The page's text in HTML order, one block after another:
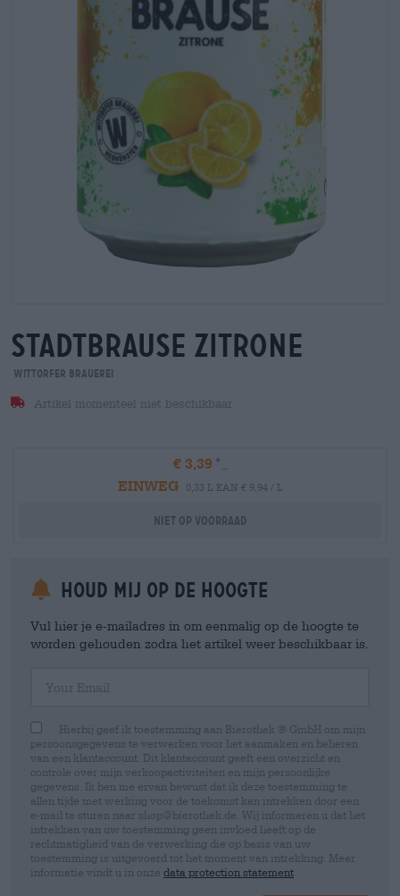
stadtbrause zitrone
Wittorfer Brauerei
Artikel momenteel niet beschikbaar
€ 3,39
EINWEG
0,33 L KAN € 9,94 / L
Niet op voorraad
Houd mij op de hoogte
Vul hier je e-mailadres in om eenmalig op de hoogte te
worden gehouden zodra het artikel weer beschikbaar is.
Hierbij geef ik toestemming aan Bierothek ® GmbH om mijn
persoonsgegevens te verwerken voor het aanmaken en beheren
van een klantaccount. Dit klantaccount geeft een overzicht en
controle over mijn verkoopactiviteiten en mijn persoonlijke
gegevens. Ik ben me ervan bewust dat ik deze toestemming te
allen tijde met werking voor de toekomst kan intrekken door een
e-mail te sturen naar shop@bierothek.de. Wij informeren u dat het
intrekken van uw toestemming geen invloed heeft op de
rechtmatigheid van de verwerking die op basis van uw
toestemming is uitgevoerd tot het moment van intrekking. Meer
informatie vindt u in onze data protection statement